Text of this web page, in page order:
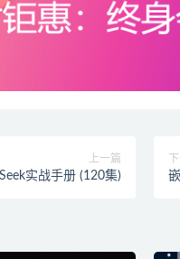
上一篇
实战手册 (120集)